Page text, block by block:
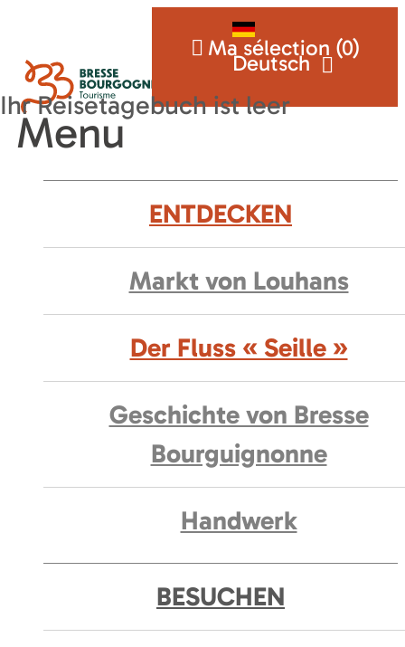
Deutsch
Ma sélection (0)
Menu
ENTDECKEN
Markt von Louhans
Der Fluss « Seille »
Geschichte von Bresse
Bourguignonne
Handwerk
BESUCHEN